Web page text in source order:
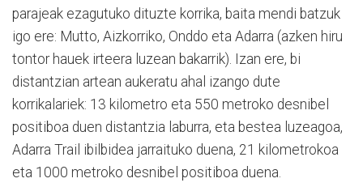
parajeak ezagutuko dituzte korrika, baita mendi batzuk
igo ere: Mutto, Aizkorriko, Onddo eta Adarra (azken hiru
tontor hauek irteera luzean bakarrik). Izan ere, bi
distantzian artean aukeratu ahal izango dute
korrikalariek: 13 kilometro eta 550 metroko desnibel
positiboa duen distantzia laburra, eta bestea luzeagoa,
Adarra Trail ibilbidea jarraituko duena, 21 kilometrokoa
eta 1000 metroko desnibel positiboa duena.